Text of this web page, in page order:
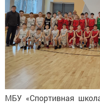
МБУ «Спортивная